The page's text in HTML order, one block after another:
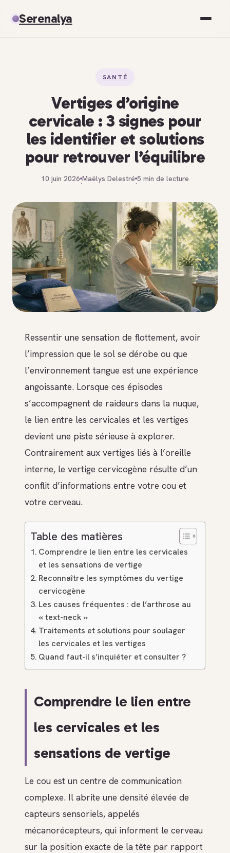
Serenalya
Spiritualité
Développement personnel
SANTÉ
Vertiges d’origine
cervicale : 3 signes pour
les identifier et solutions
pour retrouver l’équilibre
10 juin 2026
·
Maëlys Delestré
·
5 min de lecture
Ressentir une sensation de flottement, avoir
l’impression que le sol se dérobe ou que
l’environnement tangue est une expérience
angoissante. Lorsque ces épisodes
s’accompagnent de raideurs dans la nuque,
le lien entre les cervicales et les vertiges
devient une piste sérieuse à explorer.
Contrairement aux vertiges liés à l’oreille
interne, le vertige cervicogène résulte d’un
conflit d’informations entre votre cou et
votre cerveau.
Table des matières
Comprendre le lien entre les cervicales
et les sensations de vertige
Reconnaître les symptômes du vertige
cervicogène
Les causes fréquentes : de l’arthrose au
« text-neck »
Traitements et solutions pour soulager
les cervicales et les vertiges
Quand faut-il s’inquiéter et consulter ?
Comprendre le lien entre
les cervicales et les
sensations de vertige
Le cou est un centre de communication
complexe. Il abrite une densité élevée de
capteurs sensoriels, appelés
mécanorécepteurs, qui informent le cerveau
sur la position exacte de la tête par rapport